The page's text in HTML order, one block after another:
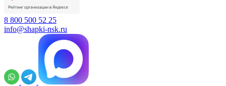
8 800 500 52 25
info@shapki-nsk.ru